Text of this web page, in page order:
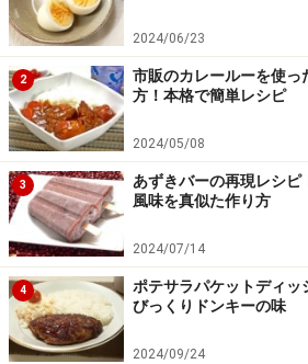
2024/06/23
2
市販のカレールーを使っ
方！本格で簡単レシピ
2024/05/08
3
あずきバーの再現レシ
風味を真似た作り方
2024/07/14
4
ポテサラパケットディ
びっくりドンキーの味
2024/09/24